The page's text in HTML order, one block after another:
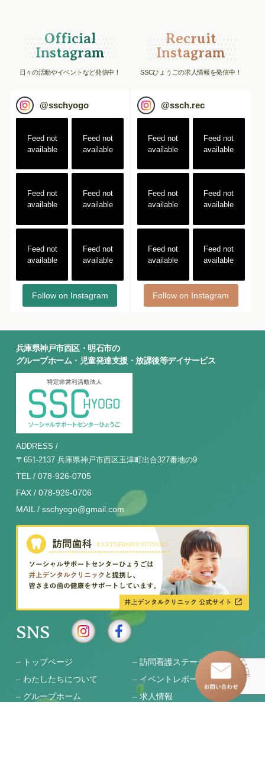
Official
Instagram
日々の活動やイベントなど発信中！
@sschyogo
Feed not
available
Feed not
available
Feed not
available
Feed not
available
Feed not
available
Feed not
available
Follow on Instagram
Recruit
Instagram
SSCひょうごの求人情報を発信中！
@ssch.rec
Feed not
available
Feed not
available
Feed not
available
Feed not
available
Feed not
available
Feed not
available
Follow on Instagram
兵庫県神戸市西区・明石市の
グループホーム・児童発達支援・放課後等デイサービス
ADDRESS /
〒651-2137 兵庫県神戸市西区玉津町出合327番地の9
TEL / 078-926-0705
FAX / 078-926-0706
MAIL / sschyogo@gmail.com
SNS
– トップページ – 訪問看護ステーション
– わたしたちについて – イベントレポート
– グループホーム –求人情報